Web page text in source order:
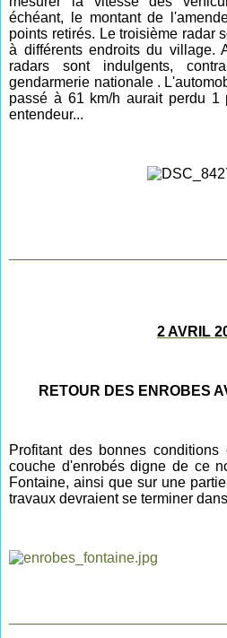
échéant, le montant de
points retirés. Le troisième radar
à différents endroits du village.
radars sont indulgents,
gendarmerie nationale .
passé à 61 km/h aurait perdu 1
entendeur...
2 AVRIL
RETOUR DES ENROBES
Profitant des bonnes
couche d'enrobés digne de ce
Fontaine, ainsi que sur une
travaux devraient se terminer